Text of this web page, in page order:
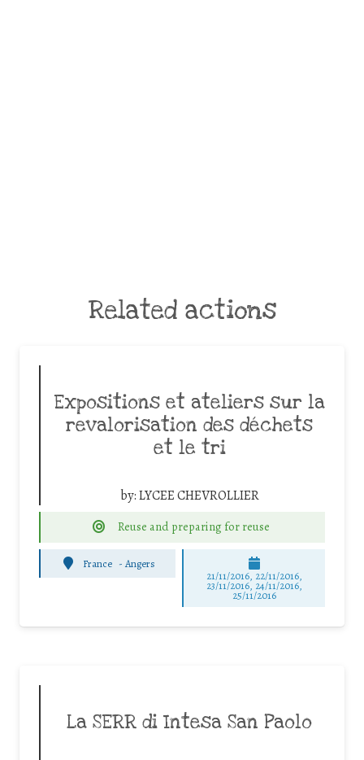
Related actions
Expositions et ateliers sur la
revalorisation des déchets
et le tri
by:LYCEE CHEVROLLIER
Reuse and preparing for reuse
France - Angers
21/11/2016, 22/11/2016,
23/11/2016, 24/11/2016,
25/11/2016
La SERR di Intesa San Paolo